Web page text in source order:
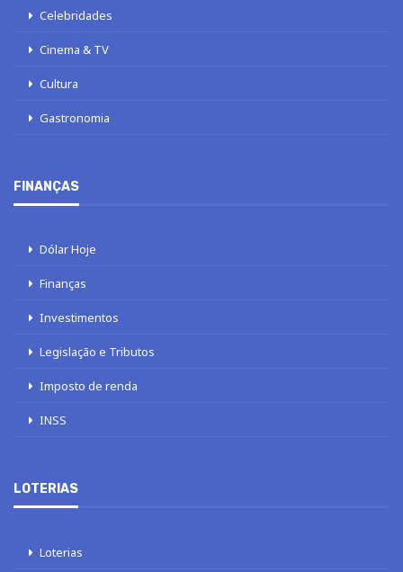
Celebridades
Cinema & TV
Cultura
Gastronomia
FINANÇAS
Dólar Hoje
Finanças
Investimentos
Legislação e Tributos
Imposto de renda
INSS
LOTERIAS
Loterias